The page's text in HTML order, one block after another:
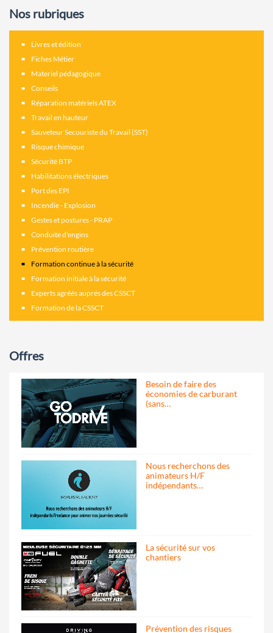
Nos rubriques
Livres et édition
Fiches Métier
Materiel pédagogique
Conseils
Réparation matériels ATEX
Travail en hauteur
Sauveteur Secouriste du Travail (SST)
Risque chimique
Sécurité BTP
Habilitations électriques
Port des EPI
Incendie - Explosion
Gestes et postures - PRAP
Conduite d'engins
Prévention routière
Formation continue à la sécurité
Formation initiale à la sécurité
Experts agréés auprés des CSSCT
Formation de la CSSCT
Offres
Besoin de faire des
économies de carburant
(sans…
Nous recherchons des
animateurs H/F
indépendants…
La sécurité sur vos
chantiers
Prévention des risques